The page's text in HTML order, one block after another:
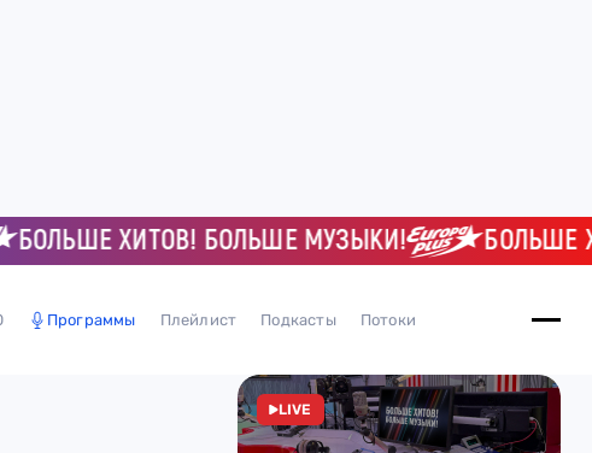
ХИТОВ! БОЛЬШЕ МУЗЫКИ! БОЛЬШЕ
Программы Плейлист Подкасты Потоки
LIVE